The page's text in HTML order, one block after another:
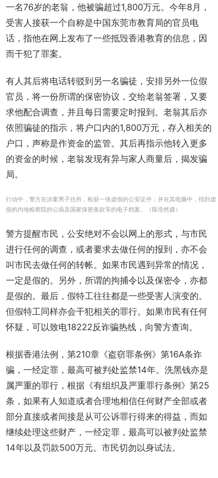
一名76岁的老翁，他被骗超过1,800万元。今年8月，
受害人接获一个自称是中国东莞市教育局的官员电
话，指他在网上发布了一些抵毁香港教育的信息，因
而干犯了罪案。
有人其后将电话转驳到另一名骗徒，安排另外一位假
官员，将一份所谓的保密协议，交给老翁签署，又要
求他配合调查，并且每日需要定时报到。老翁其后亦
依照骗徒的指示，将户口内的1,800万元，存入相关的
户口，声称是作资金的监管。其后再指示他转入更多
的资金的时候，老翁发现有异与家人商量后，揭发骗
局。
行动中，警方在涉案男子住所，检获一张虚假的公安证件；并在其电脑中，找到虚
假的内地检察院的公函及国家保密条款等的电子档案。（陈浩然摄）
警方提醒市民，公安绝对不会以网上的形式，与市民
进行任何的调查，或者要求去做任何的报到，亦不会
叫市民去做任何的转帐。如果市民遇到异常的情况，
一定是假的。另外，所谓的拘捕令以及保密令，亦都
是假的。最后，假特工往往都是一些受害人演变的。
但假特工同样亦会干犯相关的罪行。如果市民有任何
怀疑，可以致电18222反诈骗热线，向警方查询。
根据香港法例，第210章《盗窃罪条例》第16A条诈
骗，一经定罪，最高可被判处监禁14年。洗黑钱亦是
属严重的罪行，根据《有组织及严重罪行条例》第25
条，如果有人知道或者合理地相信任何财产全部或者
部分直接或者间接是从可公诉罪行得来的得益，而如
继续处理这些财产，一经定罪，最高可以被判处监禁
14年以及罚款500万元。市民切勿以身试法。